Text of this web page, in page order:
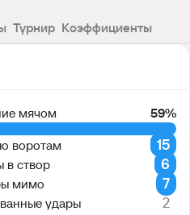
Турнир Коэффициенты
мячом 59%
воротам
15
в створ
6
мимо
7
удары
2